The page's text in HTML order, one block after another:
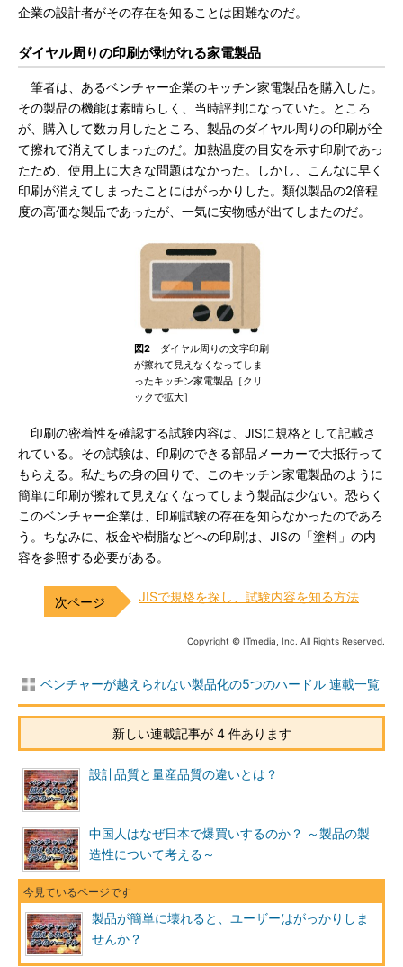
企業の設計者がその存在を知ることは困難なのだ。
ダイヤル周りの印刷が剥がれる家電製品
筆者は、あるベンチャー企業のキッチン家電製品を購入した。
その製品の機能は素晴らしく、当時評判になっていた。ところ
が、購入して数カ月したところ、製品のダイヤル周りの印刷が全
て擦れて消えてしまったのだ。加熱温度の目安を示す印刷であっ
たため、使用上に大きな問題はなかった。しかし、こんなに早く
印刷が消えてしまったことにはがっかりした。類似製品の2倍程
度の高価な製品であったが、一気に安物感が出てしまたのだ。
図2 ダイヤル周りの文字印刷
が擦れて見えなくなってしま
ったキッチン家電製品［クリ
ックで拡大］
印刷の密着性を確認する試験内容は、JISに規格として記載さ
れている。その試験は、印刷のできる部品メーカーで大抵行って
もらえる。私たちの身の回りで、このキッチン家電製品のように
簡単に印刷が擦れて見えなくなってしまう製品は少ない。恐らく
このベンチャー企業は、印刷試験の存在を知らなかったのであろ
う。ちなみに、板金や樹脂などへの印刷は、JISの「塗料」の内
容を参照する必要がある。
JISで規格を探し、試験内容を知る方法
Copyright © ITmedia, Inc. All Rights Reserved.
ベンチャーが越えられない製品化の5つのハードル 連載一覧
新しい連載記事が 4 件あります
設計品質と量産品質の違いとは？
中国人はなぜ日本で爆買いするのか？ ～製品の製
造性について考える～
製品が簡単に壊れると、ユーザーはがっかりしま
せんか？